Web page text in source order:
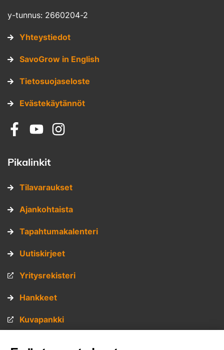
y-tunnus: 2660204-2
Yhteystiedot
SavoGrow in English
Tietosuojaseloste
Evästekäytännöt
Sosiaalinen media: facebook
Sosiaalinen media: youtube
Sosiaalinen media: instagram
Pikalinkit
Tilavaraukset
Ajankohtaista
Tapahtumakalenteri
Uutiskirjeet
Yritysrekisteri
Hankkeet
Kuvapankki